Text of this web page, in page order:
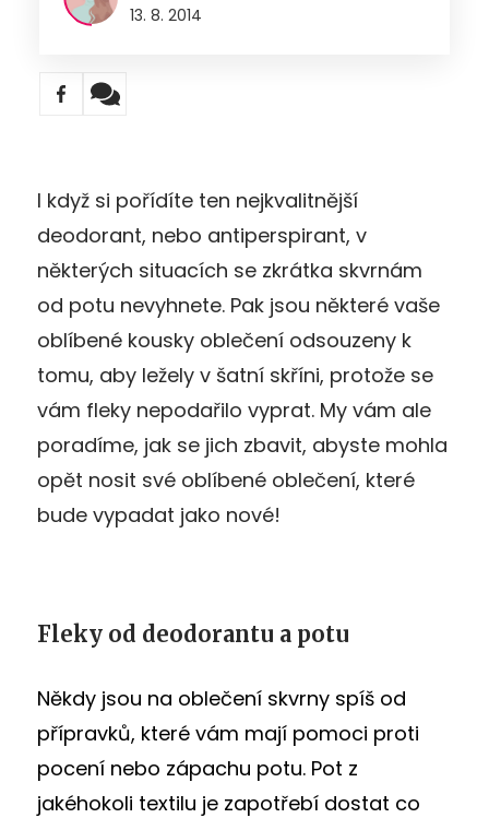
13. 8. 2014
I když si pořídíte ten nejkvalitnější
deodorant, nebo antiperspirant, v
některých situacích se zkrátka skvrnám
od potu nevyhnete. Pak jsou některé vaše
oblíbené kousky oblečení odsouzeny k
tomu, aby ležely v šatní skříni, protože se
vám fleky nepodařilo vyprat. My vám ale
poradíme, jak se jich zbavit, abyste mohla
opět nosit své oblíbené oblečení, které
bude vypadat jako nové!
Fleky od deodorantu a potu
Někdy jsou na oblečení skvrny spíš od
přípravků, které vám mají pomoci proti
pocení nebo zápachu potu. Pot z
jakéhokoli textilu je zapotřebí dostat co